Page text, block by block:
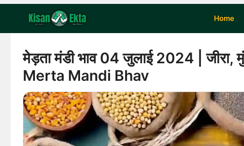
content
Home
मेड़ता मंडी भाव 04 जुलाई 2024 | जीरा,
Merta Mandi Bhav